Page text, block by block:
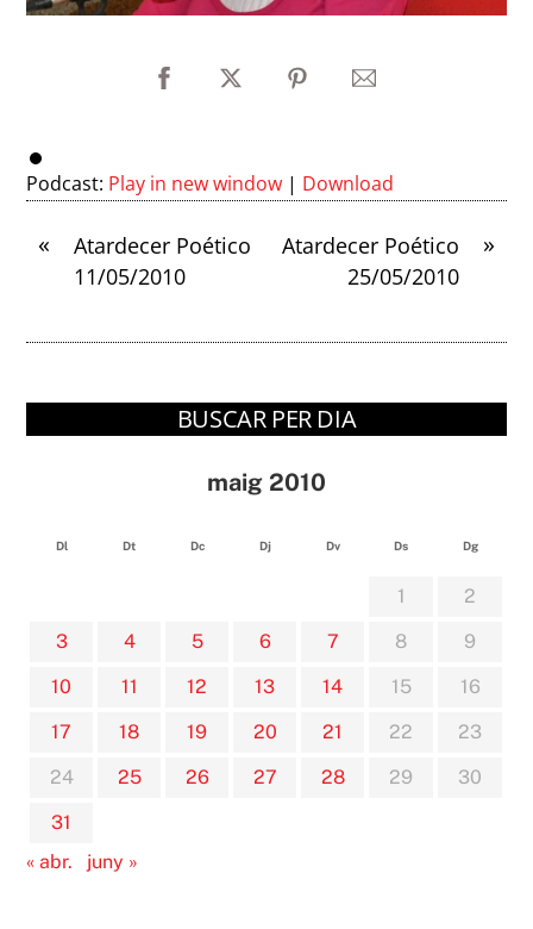
Podcast: Play in new window | Download
«
Atardecer Poético
11/05/2010
»
Atardecer Poético
25/05/2010
BUSCAR PER DIA
maig 2010
Dl Dt Dc Dj Dv Ds Dg
1
2
3
4 5 6 7 8
9
10
11 12 13 14 15
16
17
18 19 20 21 22
23
24
25 26 27 28 29
30
31
« abr.
juny »